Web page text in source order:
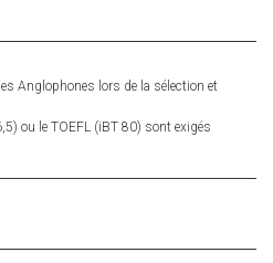
Anglophones lors de la sélection et
ou le TOEFL (iBT 80) sont exigés